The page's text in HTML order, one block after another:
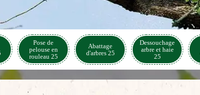
Pose de
pelouse en
rouleau 25
Abattage
d'arbres 25
Dessouchage
arbre et haie
25